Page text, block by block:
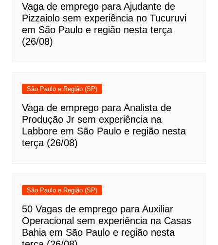
Vaga de emprego para Ajudante de
Pizzaiolo sem experiência no Tucuruvi
em São Paulo e região nesta terça
(26/08)
São Paulo e Região (SP)
Vaga de emprego para Analista de
Produção Jr sem experiência na
Labbore em São Paulo e região nesta
terça (26/08)
São Paulo e Região (SP)
50 Vagas de emprego para Auxiliar
Operacional sem experiência na Casas
Bahia em São Paulo e região nesta